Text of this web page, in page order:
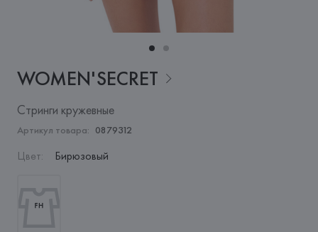
WOMEN'SECRET
Стринги кружевные
Артикул товара: 0879312
Цвет: Бирюзовый